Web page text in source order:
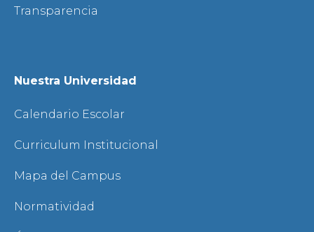
Transparencia
Nuestra Universidad
Calendario Escolar
Curriculum Institucional
Mapa del Campus
Normatividad